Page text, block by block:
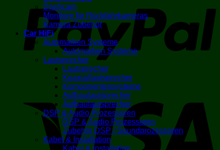
Dashcam
Monitore für Rückfahrkameras
Kamera Zubehör
Car HiFi
Automarken Systeme
Automarken Systeme
Lautsprecher
Lautsprecher
Koaxiallautsprecher
Komponentensysteme
Aufbaulautsprecher
Aufbaulautsprecher
DSP & Audio Prozessoren
DSP & Audio Prozessoren
Zubehör DSP / Soundprozessoren
Kabel & Installation
Kabel & Installation